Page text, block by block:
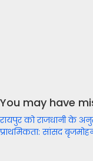
You may have
रायपुर को राजधानी के
प्राथमिकता: सांसद